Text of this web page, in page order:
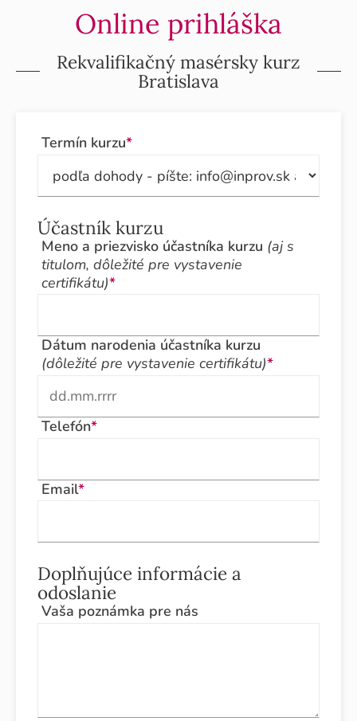
Online prihláška
Rekvalifikačný masérsky kurz
Bratislava
Termín kurzu*
Účastník kurzu
Meno a priezvisko účastníka kurzu (aj s
titulom, dôležité pre vystavenie
certifikátu)*
Dátum narodenia účastníka kurzu
(dôležité pre vystavenie certifikátu)*
Telefón*
Email*
Doplňujúce informácie a
odoslanie
Vaša poznámka pre nás